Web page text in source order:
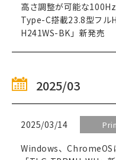
高さ調整が可能な
Type-C搭載23.8型フル
H241WS-BK」新発売
2025/03
2025/03/14
Windows、ChromeOS